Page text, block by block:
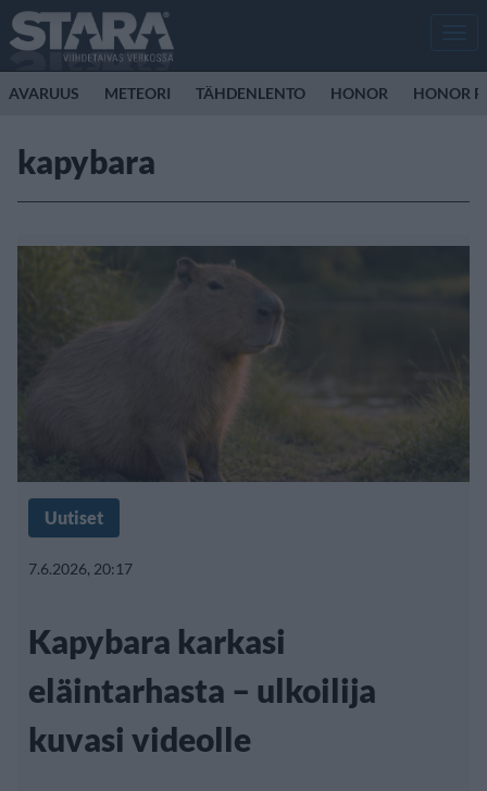
AVARUUS METEORI TÄHDENLENTO HONOR HONOR
kapybara
Uutiset
7.6.2026, 20:17
Kapybara karkasi
eläintarhasta – ulkoilija
kuvasi videolle